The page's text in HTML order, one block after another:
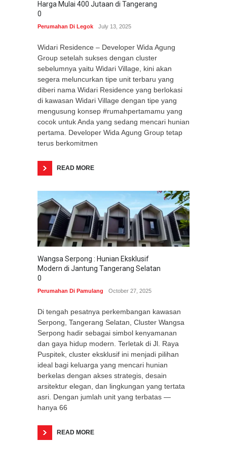
Harga Mulai 400 Jutaan di Tangerang
0
Perumahan Di Legok July 13, 2025
Widari Residence – Developer Wida Agung
Group setelah sukses dengan cluster
sebelumnya yaitu Widari Village, kini akan
segera meluncurkan tipe unit terbaru yang
diberi nama Widari Residence yang berlokasi
di kawasan Widari Village dengan tipe yang
mengusung konsep #rumahpertamamu yang
cocok untuk Anda yang sedang mencari hunian
pertama. Developer Wida Agung Group tetap
terus berkomitmen
READ MORE
Wangsa Serpong : Hunian Eksklusif
Modern di Jantung Tangerang Selatan
0
Perumahan Di Pamulang October 27, 2025
Di tengah pesatnya perkembangan kawasan
Serpong, Tangerang Selatan, Cluster Wangsa
Serpong hadir sebagai simbol kenyamanan
dan gaya hidup modern. Terletak di Jl. Raya
Puspitek, cluster eksklusif ini menjadi pilihan
ideal bagi keluarga yang mencari hunian
berkelas dengan akses strategis, desain
arsitektur elegan, dan lingkungan yang tertata
asri. Dengan jumlah unit yang terbatas —
hanya 66
READ MORE